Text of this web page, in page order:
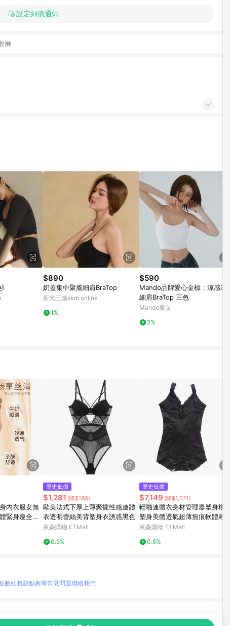
設定到價通知
褲
$890
奶蓋集中聚攏細肩BraTop
新光三越skm online
1%
$590
Mando品牌愛心金標；涼感冰絲
細肩BraTop 三色
Mando蔓朵
2%
內衣服女無
緊身瘦全身
歷史低價
$1,281 (降$183)
歐美法式下厚上薄聚攏性感連體
衣透明蕾絲美背塑身衣誘惑黑色
東森購物 ETMall
0.5%
歷史低價
$7,149 (降$1,021)
輕啪連體衣身材管理器塑身模具
塑身美體透氣超薄無痕軟體雕夏
款女
東森購物 ETMall
0.5%
數紅包賺點教學常見問題聯絡我們
購物情報中的趨勢與風格做合作網路商家的延伸商品推薦，商品資料更新會有